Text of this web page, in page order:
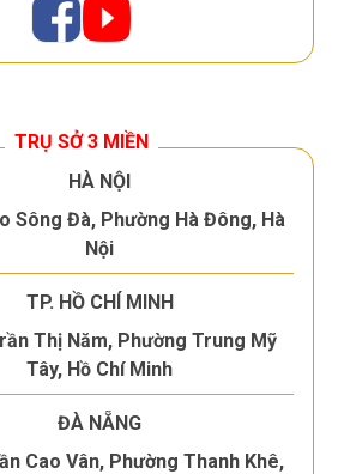
TRỤ SỞ 3 MIỀN
HÀ NỘI
Sông Đà, Phường Hà Đông, Hà
Nội
TP. HỒ CHÍ MINH
Thị Năm, Phường Trung Mỹ
Tây, Hồ Chí Minh
ĐÀ NẴNG
Cao Vân, Phường Thanh Khê,